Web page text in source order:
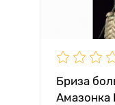
Бриза
Амазонка